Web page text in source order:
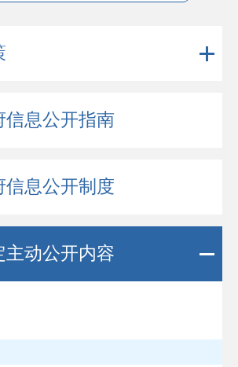
信息公开指南
信息公开制度
主动公开内容